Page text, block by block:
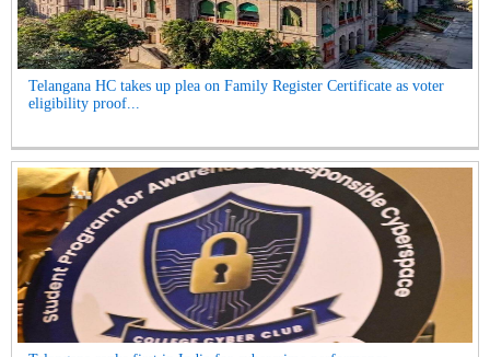
Telangana HC takes up plea on Family Register Certificate as voter
eligibility proof...